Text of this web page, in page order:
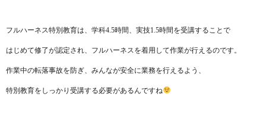
フルハーネス特別教育は、学科4.5時間、実技1.5時間を受講することで
はじめて修了が認定され、フルハーネスを着用して作業が行えるのです。
作業中の転落事故を防ぎ、みんなが安全に業務を行えるよう、
特別教育をしっかり受講する必要があるんですね